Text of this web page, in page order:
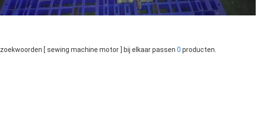
zoekwoorden [ sewing machine motor ] bij elkaar passen 0 producten.